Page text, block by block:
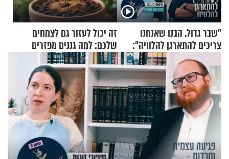
"שבר גדול. הבנו שאנחנו
צריכים להתארגן להלוויה":
זוגיות במבחן, הפעם עם מרים
וגד דנינו
זה יכול לעזור גם לצמחים
שלכם: למה גננים מפזרים
קינמון בעציצים?